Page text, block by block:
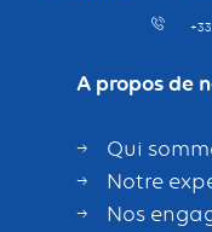
A propos de
Qui
Notre
Nos